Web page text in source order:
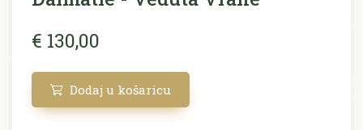
€ 130,00
Dodaj u košaricu